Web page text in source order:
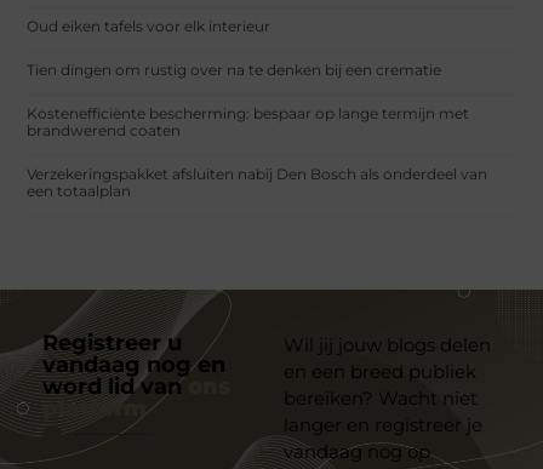
Oud eiken tafels voor elk interieur
Tien dingen om rustig over na te denken bij een crematie
Kostenefficiënte bescherming: bespaar op lange termijn met
brandwerend coaten
Verzekeringspakket afsluiten nabij Den Bosch als onderdeel van
een totaalplan
Registreer u
vandaag nog en
word lid van
platform
Wil jij jouw blogs delen
en een breed publiek
bereiken? Wacht niet
langer en registreer je
vandaag nog op